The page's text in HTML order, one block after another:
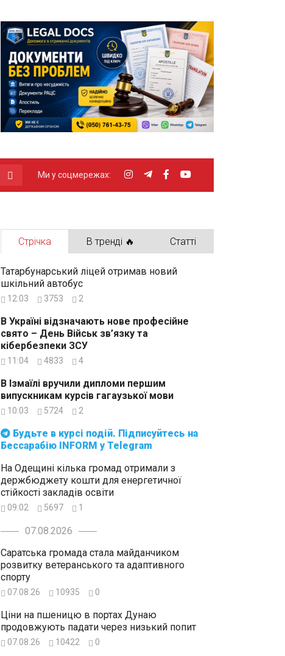
Ми у соцмережах:
Стрічка В тренді 🔥 Статті
Бессарабію INFORM у Telegram
Татарбунарський ліцей отримав новий
шкільний автобус
12:03 3753 2
В Україні відзначають нове професійне
свято – День Військ зв’язку та
кібербезпеки ЗСУ
11:04 4833 4
В Ізмаїлі вручили дипломи першим
випускникам курсів гагаузької мови
10:03 5724 2
На Одещині кілька громад отримали з
держбюджету кошти для енергетичної
стійкості закладів освіти
09:02 5697 1
07.08.2026
Саратська громада стала майданчиком
розвитку ветеранського та адаптивного
спорту
07.08.26 10935 0
Ціни на пшеницю в портах Дунаю
продовжують падати через низький попит
07.08.26 10422 0